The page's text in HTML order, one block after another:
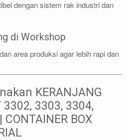
dengan sistem rak industri dan
di Workshop
area produksi agar lebih rapi dan
KERANJANG
3302, 3303, 3304,
BOX